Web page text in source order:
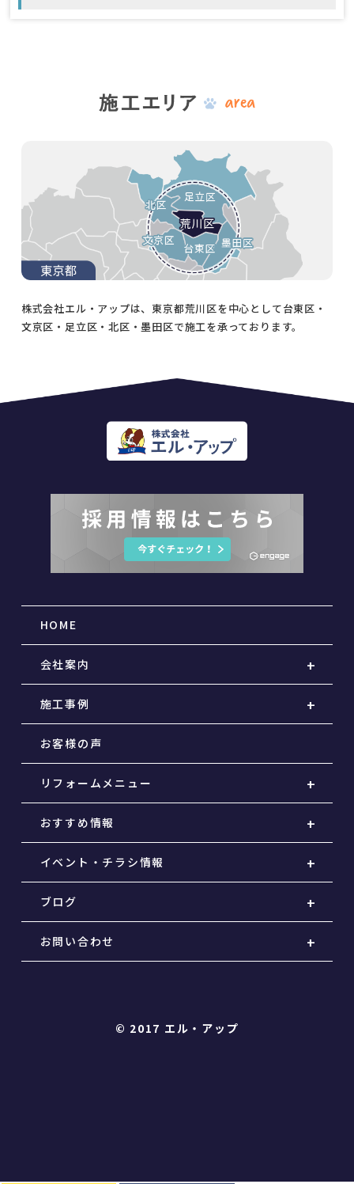
株式会社エル・アップは、東京都荒川区を中心として台東区・
文京区・足立区・北区・墨田区で施工を承っております。
HOME
会社案内
施工事例
お客様の声
リフォームメニュー
おすすめ情報
イベント・チラシ情報
ブログ
お問い合わせ
© 2017 エル・アップ